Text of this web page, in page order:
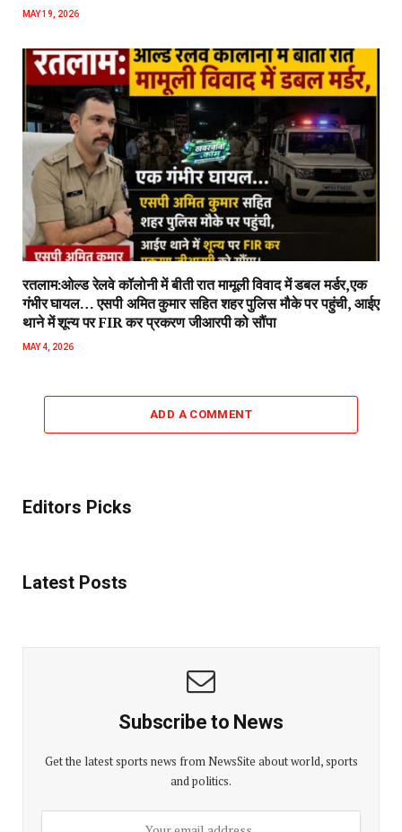
MAY 19, 2026
रतलाम:ओल्ड रेलवे कॉलोनी में बीती रात मामूली विवाद में डबल मर्डर,एक
गंभीर घायल… एसपी अमित कुमार सहित शहर पुलिस मौके पर पहुंची, आईए
थाने में शून्य पर FIR कर प्रकरण जीआरपी को सौंपा
MAY 4, 2026
ADD A COMMENT
Editors Picks
Latest Posts
Subscribe to News
Get the latest sports news from NewsSite about world, sports
and politics.